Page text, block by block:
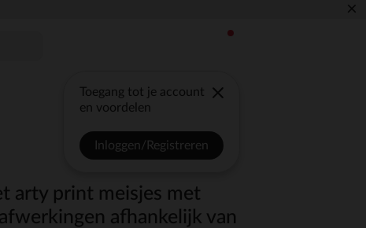
×
Toegang tot je account
en voordelen
Inloggen/Registreren
arty print meisjes met
afhankelijk van